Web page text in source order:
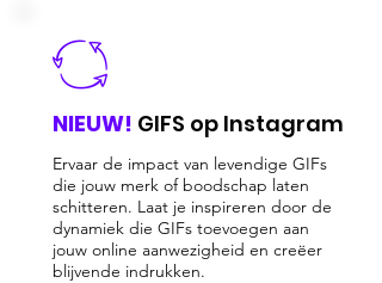
NIEUW! GIFS op Instagram
Ervaar de impact van levendige GIFs
die jouw merk of boodschap laten
schitteren. Laat je inspireren door de
dynamiek die GIFs toevoegen aan
jouw online aanwezigheid en creëer
blijvende indrukken.